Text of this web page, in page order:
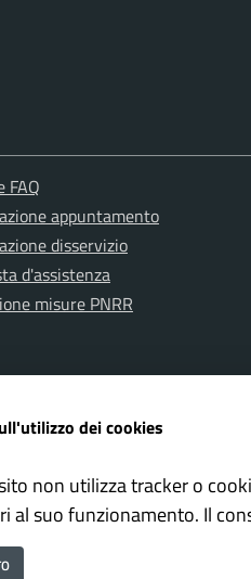
FAQ
appuntamento
disservizio
d'assistenza
misure PNRR
Polizia Locale
dei cookies
non utilizza tracker o
al suo funzionamento. Il